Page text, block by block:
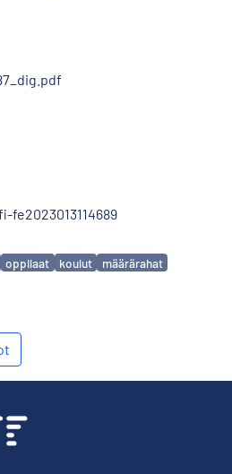
oppilaat koulut
määrärahat